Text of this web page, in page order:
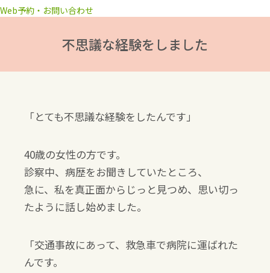
Web予約・お問い合わせ
不思議な経験をしました
「とても不思議な経験をしたんです」
40歳の女性の方です。
診察中、病歴をお聞きしていたところ、
急に、私を真正面からじっと見つめ、思い切っ
たように話し始めました。
「交通事故にあって、救急車で病院に運ばれた
んです。